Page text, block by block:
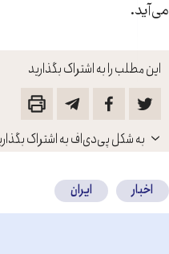
این مطلب را به اشتراک بگذارید
باز
کنید
به شکل پی‌دی‌اف به اشتراک
می‌آيد.
اخبار ایران